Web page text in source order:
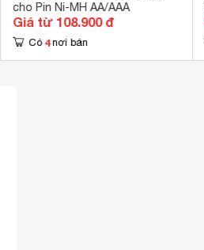
cho Pin Ni-MH AA/AAA
Giá từ 108.900 đ
Có 4 nơi bán